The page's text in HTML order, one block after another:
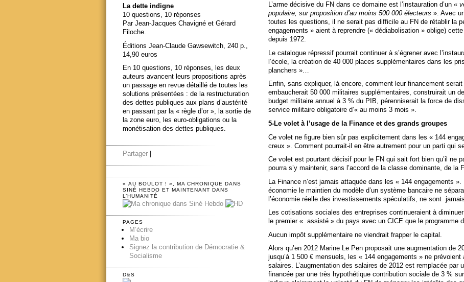
L’arme décisive du FN dans ce domaine est l’instauration d’un «
populaire, sur proposition d’au moins 500 000 électeurs ». Avec
toutes les questions, il ne serait pas difficile au FN de rétablir la
engagements » aient à reprendre (« dédiabolisation » oblige)
depuis 1972.
Le catalogue répressif pourrait continuer à s’égrener avec
l’école, la création de 40 000 places supplémentaires dans les
planchers »…
Enfin, sans expliquer, là encore, comment leur financement
embaucherait 50 000 militaires supplémentaires, construirait un
budget militaire annuel à 3 % du PIB, pérenniserait la force de
service militaire obligatoire d’« au moins 3 mois ».
5-Le volet à l’usage de la Finance et des grands groupes
Ce volet ne figure bien sûr pas explicitement dans les « 144
creux ». Comment pourrait-il en être autrement pour un parti qui
Ce volet est pourtant décisif pour le FN qui sait fort bien qu’il ne
pourra s’y maintenir, sans l’accord de la classe dominante, de la
La Finance n’est jamais attaquée dans les « 144 engagements
économie le maintien du modèle d’un système bancaire ne
l’économie réelle des investissements spéculatifs, ne sont
Les cotisations sociales des entreprises continueraient à
le premier « assisté » du pays avec un CICE que le programme
Aucun impôt supplémentaire ne viendrait frapper le capital.
Alors qu’en 2012 Marine Le Pen proposait une augmentation de
jusqu’à 1 500 € mensuels, les « 144 engagements » ne prévoient
salaires. L’augmentation des salaires de 2012 est remplacée par
financée par une très hypothétique contribution sociale de 3 %
La dette indigne
10 questions, 10 réponses
Par Jean-Jacques Chavigné et Gérard
Filoche.
Éditions Jean-Claude Gawsewitch, 240 p.,
14,90 euros
En 10 questions, 10 réponses, les deux
auteurs avancent leurs propositions après
un passage en revue détaillé de toutes les
solutions présentées : de la restructuration
des dettes publiques aux plans d’austérité
en passant par la « règle d’or », la sortie de
la zone euro, les euro-obligations ou la
monétisation des dettes publiques.
Partager
« AU BOULOT ! », MA CHRONIQUE DANS
SINÉ HEBDO ET MAINTENANT DANS
L’HUMANITÉ
PAGES
M’écrire
Ma bio
Signez la contribution de Démocratie &
Socialisme
D&S